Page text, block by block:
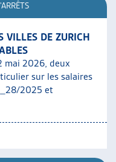
VILLES DE ZURICH
mai 2026, deux
sur les salaires
2025 et